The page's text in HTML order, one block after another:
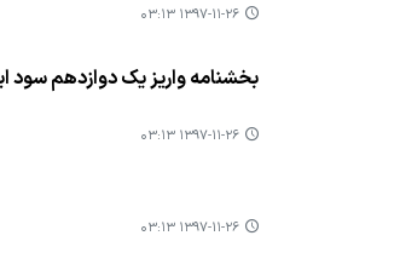
۱۳۹۷-۱۱-۲۶ ۰۳:۱۳
بخشنامه واریز یک دوازدهم سود
۱۳۹۷-۱۱-۲۶ ۰۳:۱۳
۱۳۹۷-۱۱-۲۶ ۰۳:۱۳